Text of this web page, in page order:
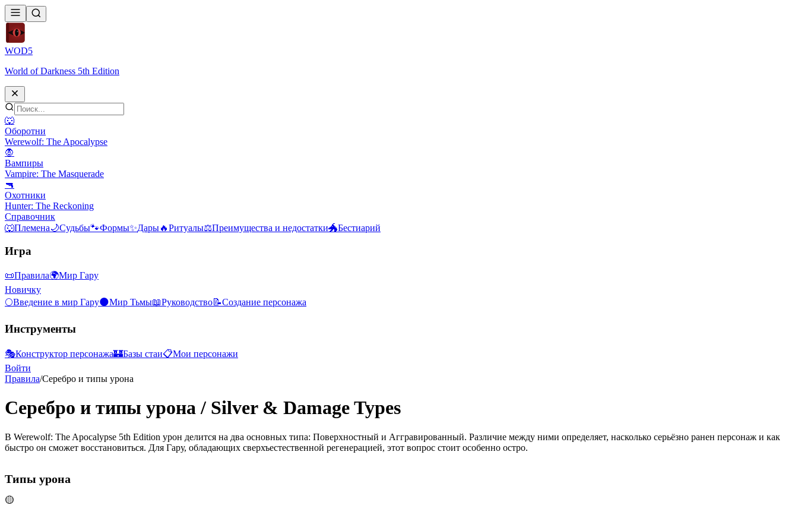
WOD5
World of Darkness 5th Edition
🐺
Оборотни
Werewolf: The Apocalypse
🧛
Вампиры
Vampire: The Masquerade
🔫
Охотники
Hunter: The Reckoning
Справочник
🐺Племена🌙Судьбы🐾Формы✨Дары🔥Ритуалы⚖️Преимущества и недостатки🐲Бестиарий
Игра
📜Правила🌍Мир Гару
Новичку
🌕Введение в мир Гару🌑Мир Тьмы📖Руководство📝Создание персонажа
Инструменты
🎭Конструктор персонажа🏰Базы стаи📋Мои персонажи
Войти
Правила/Серебро и типы урона
Серебро и типы урона / Silver & Damage Types
В Werewolf: The Apocalypse 5th Edition урон делится на два основных типа: Поверхностный и Аггравированный. Различие между ними определяет, насколько серьёзно ранен персонаж и как
быстро он сможет восстановиться. Для Гару, обладающих сверхъестественной регенерацией, этот вопрос стоит особенно остро.
Типы урона
🟡